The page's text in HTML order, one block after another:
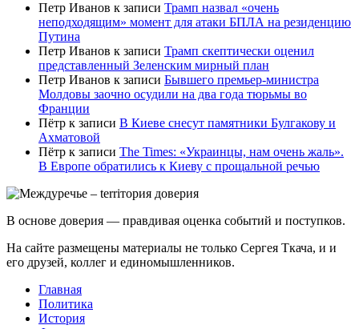
Петр Иванов к записи Трамп назвал «очень
неподходящим» момент для атаки БПЛА на резиденцию
Путина
Петр Иванов к записи Трамп скептически оценил
представленный Зеленским мирный план
Петр Иванов к записи Бывшего премьер-министра
Молдовы заочно осудили на два года тюрьмы во
Франции
Пётр к записи В Киеве снесут памятники Булгакову и
Ахматовой
Пётр к записи Тhe Times: «Украинцы, нам очень жаль».
В Европе обратились к Киеву с прощальной речью
В основе доверия — правдивая оценка событий и поступков.
На сайте размещены материалы не только Сергея Ткача, и и
его друзей, коллег и единомышленников.
Главная
Политика
История